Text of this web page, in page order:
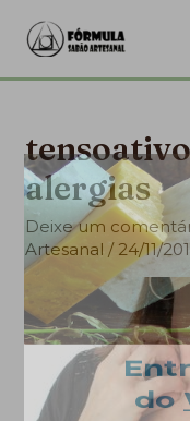
para
o
alergias
Deixe um
Artesanal/ 24/11/